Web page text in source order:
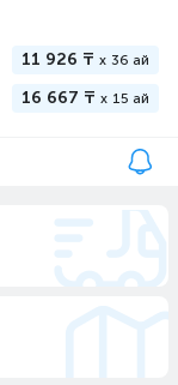
11 926 ₸ x 36 ай
16 667 ₸ x 15 ай